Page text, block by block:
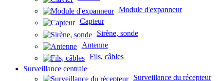
Module d'expanneur
Capteur
Sirène, sonde
Antenne
Fils, câbles
Surveillance centrale
Surveillance du récepteur